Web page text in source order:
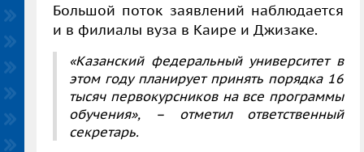
Большой поток заявлений наблюдается
и в филиалы вуза в Каире и Джизаке.
«Казанский федеральный университет в
этом году планирует принять порядка 16
тысяч первокурсников на все программы
обучения», – отметил ответственный
секретарь.